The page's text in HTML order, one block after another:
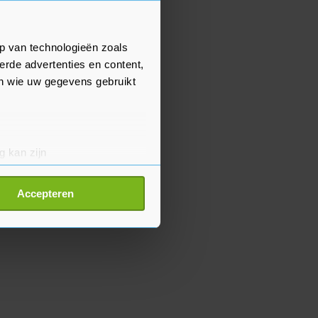
van technologieën zoals
advertenties en content,
wie uw gegevens gebruikt
kan zijn
detailgedeelte
Accepteren